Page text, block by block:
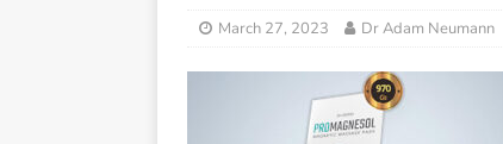
March 27, 2023 Dr Adam Neumann